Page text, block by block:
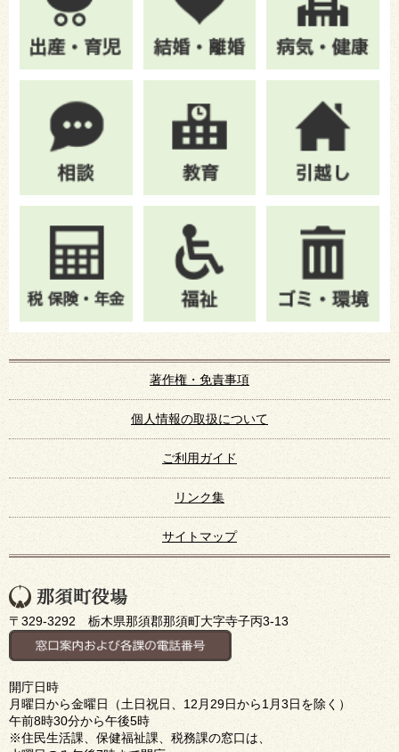
著作権・免責事項
個人情報の取扱について
ご利用ガイド
リンク集
サイトマップ
〒329-3292 栃木県那須郡那須町大字寺子丙3-13
開庁日時
月曜日から金曜日（土日祝日、12月29日から1月3日を除く）
午前8時30分から午後5時
※住民生活課、保健福祉課、税務課の窓口は、